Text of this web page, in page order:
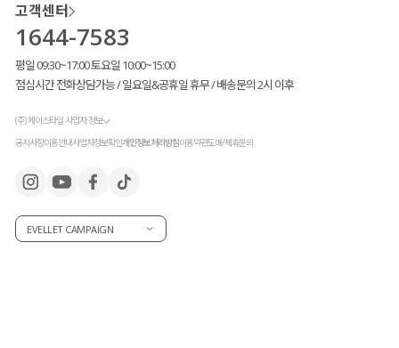
고객센터
1644-7583
평일 09:30~17:00 토요일 10:00~15:00
점심시간 전화상담가능 / 일요일&공휴일 휴무 / 배송문의 2시 이후
(주) 제이스타일 사업자 정보
공지사항이용안내사업자정보확인개인정보처리방침이용약관도매/제휴문의
EVELLET CAMPAIGN